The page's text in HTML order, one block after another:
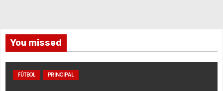
You missed
FÚTBOL PRINCIPAL